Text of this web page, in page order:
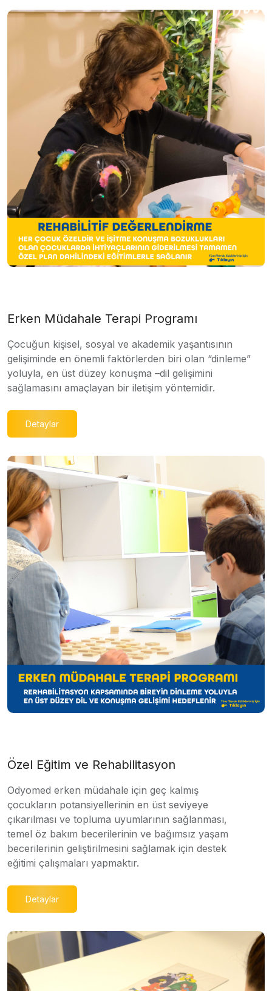
Erken Müdahale Terapi Programı
Çocuğun kişisel, sosyal ve akademik yaşantısının
gelişiminde en önemli faktörlerden biri olan “dinleme”
yoluyla, en üst düzey konuşma –dil gelişimini
sağlamasını amaçlayan bir iletişim yöntemidir.
Detaylar
Özel Eğitim ve Rehabilitasyon
Odyomed erken müdahale için geç kalmış
çocukların potansiyellerinin en üst seviyeye
çıkarılması ve topluma uyumlarının sağlanması,
temel öz bakım becerilerinin ve bağımsız yaşam
becerilerinin geliştirilmesini sağlamak için destek
eğitimi çalışmaları yapmaktır.
Detaylar